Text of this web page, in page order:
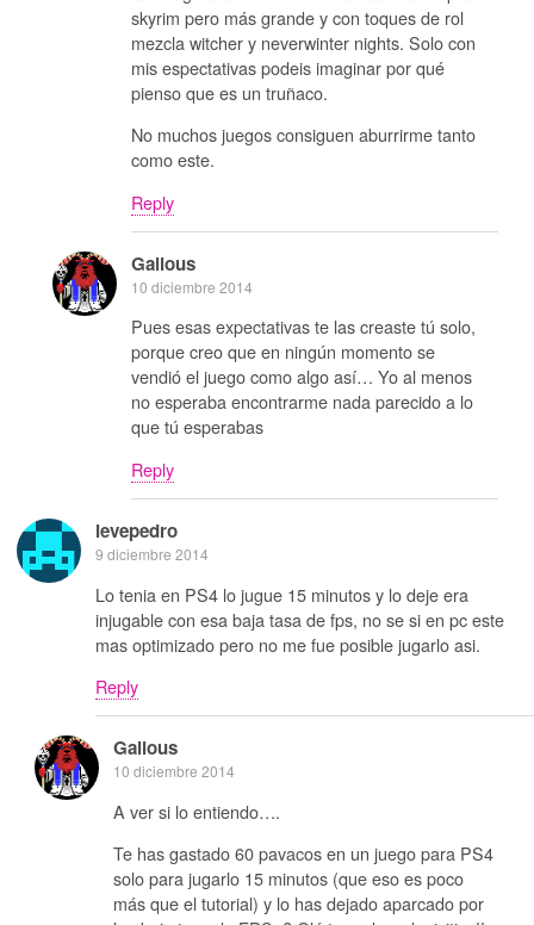
skyrim pero más grande y con toques de rol
mezcla witcher y neverwinter nights. Solo con
mis espectativas podeis imaginar por qué
pienso que es un truñaco.
No muchos juegos consiguen aburrirme tanto
como este.
Reply
Galious
10 diciembre 2014
Pues esas expectativas te las creaste tú solo,
porque creo que en ningún momento se
vendió el juego como algo así… Yo al menos
no esperaba encontrarme nada parecido a lo
que tú esperabas
Reply
levepedro
9 diciembre 2014
Lo tenia en PS4 lo jugue 15 minutos y lo deje era
injugable con esa baja tasa de fps, no se si en pc este
mas optimizado pero no me fue posible jugarlo asi.
Reply
Galious
10 diciembre 2014
A ver si lo entiendo….
Te has gastado 60 pavacos en un juego para PS4
solo para jugarlo 15 minutos (que eso es poco
más que el tutorial) y lo has dejado aparcado por